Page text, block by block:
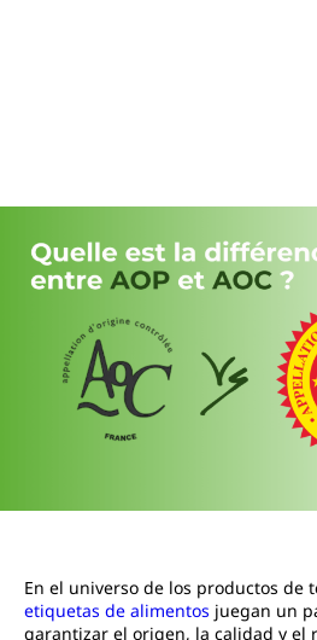
En el universo de los productos de
etiquetas de alimentos juegan un
garantizar el origen, la calidad y el